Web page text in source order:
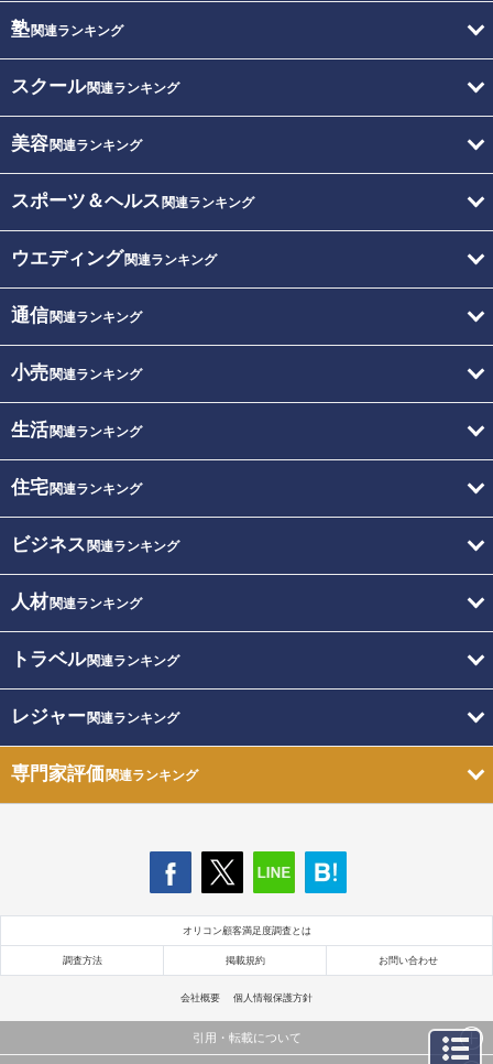
塾関連ランキング
スクール関連ランキング
美容関連ランキング
スポーツ＆ヘルス 関連ランキング
ウエディング関連ランキング
通信関連ランキング
小売関連ランキング
生活関連ランキング
住宅関連ランキング
ビジネス 関連ランキング
人材関連ランキング
トラベル関連ランキング
レジャー関連ランキング
専門家評価関連ランキング
オリコン顧客満足度調査とは
調査方法 掲載規約 お問い合わせ
会社概要 個人情報保護方針
引用・転載について